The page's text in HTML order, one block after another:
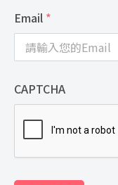
Email *
CAPTCHA